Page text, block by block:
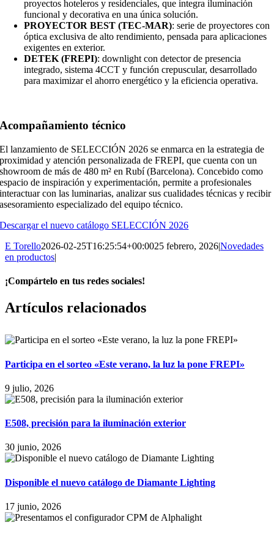
proyectos hoteleros y residenciales, que integra iluminación
funcional y decorativa en una única solución.
PROYECTOR BEST (TEC-MAR): serie de proyectores con
óptica exclusiva de alto rendimiento, pensada para aplicaciones
exigentes en exterior.
DETEK (FREPI): downlight con detector de presencia
integrado, sistema 4CCT y función crepuscular, desarrollado
para maximizar el ahorro energético y la eficiencia operativa.
Acompañamiento técnico
El lanzamiento de SELECCIÓN 2026 se enmarca en la estrategia de
proximidad y atención personalizada de FREPI, que cuenta con un
showroom de más de 480 m² en Rubí (Barcelona). Concebido como
espacio de inspiración y experimentación, permite a profesionales
interactuar con las luminarias, analizar sus cualidades técnicas y recibir
asesoramiento especializado del equipo técnico.
Descargar el nuevo catálogo SELECCIÓN 2026
E Torello2026-02-25T16:25:54+00:0025 febrero, 2026|Novedades
en productos|
¡Compártelo en tus redes sociales!
Facebook
X
LinkedIn
WhatsApp
Pinterest
Correo
electrónico
Artículos relacionados
Participa en el sorteo «Este verano, la luz la pone FREPI»
9 julio, 2026
E508, precisión para la iluminación exterior
30 junio, 2026
Disponible el nuevo catálogo de Diamante Lighting
17 junio, 2026